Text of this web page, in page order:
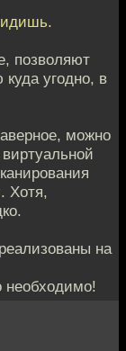
позволяют
угодно, в
можно
Хотя,
на
необходимо!